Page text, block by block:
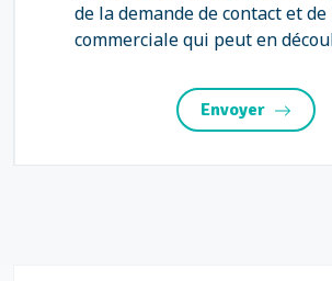
de la demande de contact et
commerciale qui peut en
Envoyer